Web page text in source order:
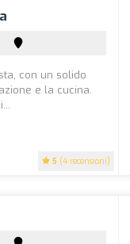
5 (4 recensioni)
con un solido
e la cucina.